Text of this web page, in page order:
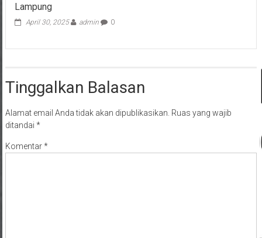
Lampung
April 30, 2025 admin 0
Tinggalkan Balasan
Alamat email Anda tidak akan dipublikasikan. Ruas yang wajib
ditandai *
Komentar*